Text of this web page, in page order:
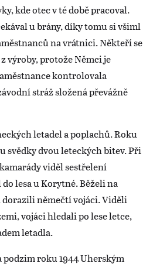
kde otec v té době pracoval.
u brány, díky tomu si všiml
na vrátnici. Někteří se
výroby, protože Němci je
kontrolovala
stráž složená převážně
letadel a poplachů. Roku
svědky dvou leteckých bitev. Při
viděl sestřelení
lesa u Korytné. Běželi na
němečtí vojáci. Viděli
vojáci hledali po lese letce,
letadla.
roku 1944 Uherským